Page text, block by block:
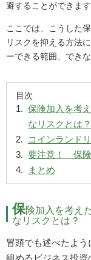
避することができます
ここでは、こうした
リスクを抑える方法
ーできる範囲、でき
保険加入を考
なリスクとは？
コインランド
要注意！ 保険
まとめ
保険加入を考え
なリスクとは？
冒頭でも述べたよ